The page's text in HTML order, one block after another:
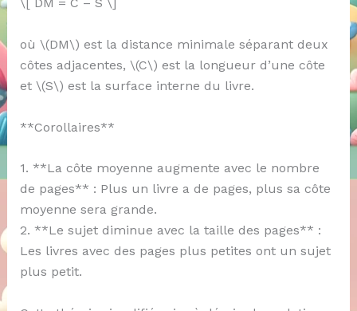
\[ DM = C – S \]
où \(DM\) est la distance minimale séparant deux
côtes adjacentes, \(C\) est la longueur d’une côte
et \(S\) est la surface interne du livre.
**Corollaires**
1. **La côte moyenne augmente avec le nombre
de pages** : Plus un livre a de pages, plus sa côte
moyenne sera grande.
2. **Le sujet diminue avec la taille des pages** :
Les livres avec des pages plus petites ont un sujet
plus petit.